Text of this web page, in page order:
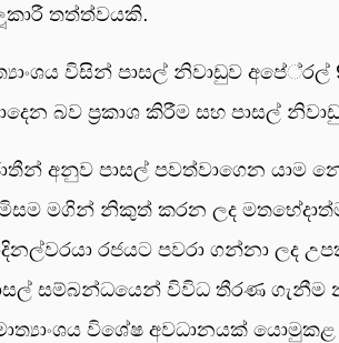
තත්ත්වයකි.
විසින් පාසල් නිවාඩුව
බව ප‍්‍රකාශ කිරීම සහ පාසල් නිවාඩු
අනුව පාසල් පවත්වාගෙන යාම
මගින් නිකුත් කරන ලද
රජයට පවරා ගන්නා ලද
සම්බන්ධයෙන් විවිධ තීරණ ගැනීම
විශේෂ අවධානයක් යොමුකළ